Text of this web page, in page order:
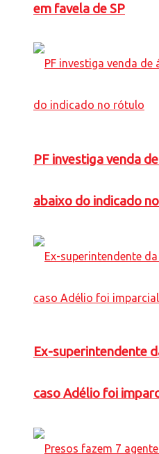
em favela de SP
PF investiga venda
abaixo do indicado
Ex-superintendente
caso Adélio foi